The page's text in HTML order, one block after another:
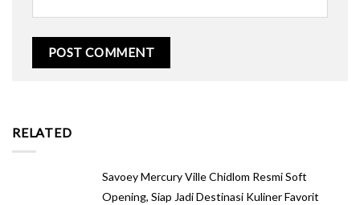
RELATED
Savoey Mercury Ville Chidlom Resmi Soft
Opening, Siap Jadi Destinasi Kuliner Favorit